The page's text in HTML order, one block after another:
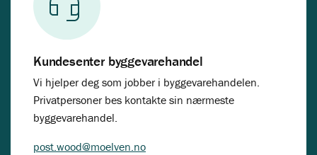
Kundesenter byggevarehandel
Vi hjelper deg som jobber i byggevarehandelen.
Privatpersoner bes kontakte sin nærmeste
byggevarehandel.
post.wood@moelven.no